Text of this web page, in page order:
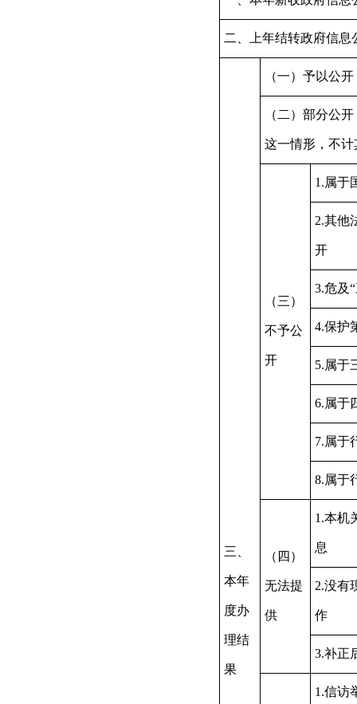
二、上年结转政府信息
三、
本年
度办
理结
果
（一）予以公开
（二）部分公
这一情形，不
（三）
不予公
开
1.属于
2.其他
开
3.危及
4.保护
5.属于
6.属于
7.属于
8.属于
（四）
无法提
供
1.本机
息
2.没有
作
3.补正
1.信访